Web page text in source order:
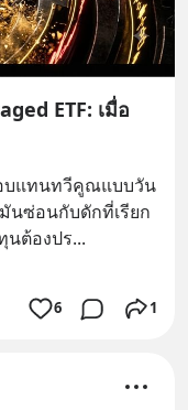
ETF: เมื่อ
บแทนทวีคูณแบบวัน
นซ่อนกับดักที่เรียก
นต้องปร...
6 1